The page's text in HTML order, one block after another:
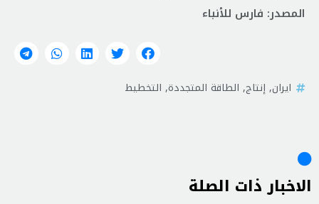
المصدر: فارس للأنباء
ايران,إنتاج, الطاقة المتجددة, التخطيط
الاخبار ذات الصلة